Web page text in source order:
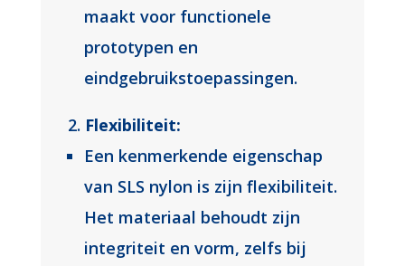
maakt voor functionele
prototypen en
eindgebruikstoepassingen.
Flexibiliteit:
Een kenmerkende eigenschap
van SLS nylon is zijn flexibiliteit.
Het materiaal behoudt zijn
integriteit en vorm, zelfs bij